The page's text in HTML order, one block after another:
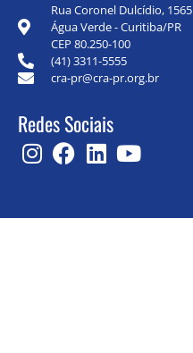
Rua Coronel Dulcídio, 1565
Água Verde - Curitiba/PR
CEP 80.250-100
(41) 3311-5555
cra-pr@cra-pr.org.br
Redes Sociais